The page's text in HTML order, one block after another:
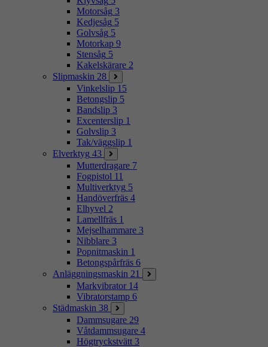
Motorsåg 3
Kedjesåg 5
Golvsåg 5
Motorkap 9
Stensåg 5
Kakelskärare 2
Slipmaskin 28
Vinkelslip 15
Betongslip 5
Bandslip 3
Excenterslip 1
Golvslip 3
Tak/väggslip 1
Elverktyg 43
Mutterdragare 7
Fogpistol 11
Multiverktyg 5
Handöverfräs 4
Elhyvel 2
Lamellfräs 1
Mejselhammare 3
Nibblare 3
Popnitmaskin 1
Betongspårfräs 6
Anläggningsmaskin 21
Markvibrator 14
Vibratorstamp 6
Städmaskin 38
Dammsugare 29
Våtdammsugare 4
Högtryckstvätt 3